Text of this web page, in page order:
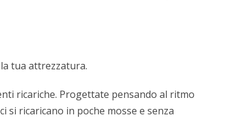
tua attrezzatura.
ricariche. Progettate pensando al ritmo
si ricaricano in poche mosse e senza